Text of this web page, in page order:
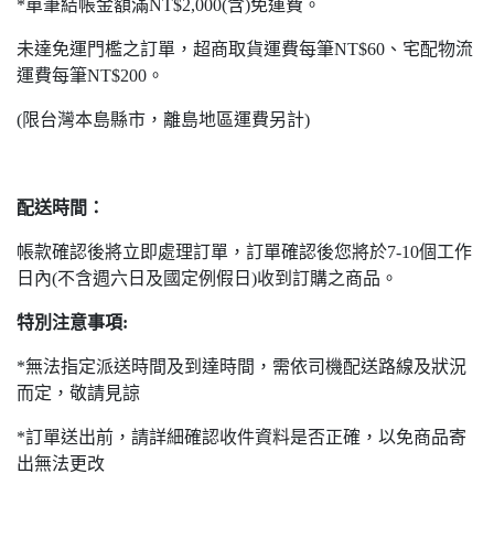
*單筆結帳金額滿NT$2,000(含)免運費。
未達免運門檻之訂單，超商取貨運費每筆NT$60、宅配物流
運費每筆NT$200。
(限台灣本島縣市，離島地區運費另計)
配送時間：
帳款確認後將立即處理訂單，訂單確認後您將於7-10個工作
日內(不含週六日及國定例假日)收到訂購之商品。
特別注意事項:
*無法指定派送時間及到達時間，需依司機配送路線及狀況
而定，敬請見諒
*訂單送出前，請詳細確認收件資料是否正確，以免商品寄
出無法更改